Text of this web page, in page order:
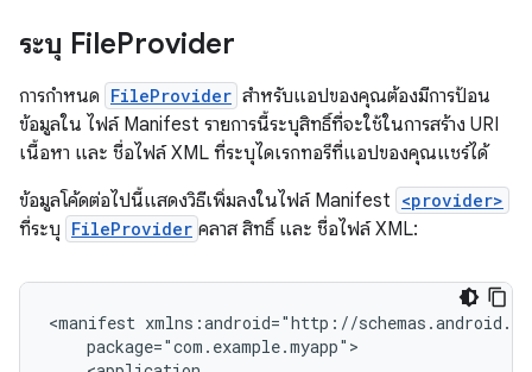
ระบุ FileProvider
การกำหนด FileProvider สำหรับแอปของคุณต้องมีการป้อน
ข้อมูลใน ไฟล์ Manifest รายการนี้ระบุสิทธิ์ที่จะใช้ในการสร้าง URI
เนื้อหา และ ชื่อไฟล์ XML ที่ระบุไดเรกทอรีที่แอปของคุณแชร์ได้
ข้อมูลโค้ดต่อไปนี้แสดงวิธีเพิ่มลงในไฟล์ Manifest <provider>
ที่ระบุ FileProvider คลาส สิทธิ์ และ ชื่อไฟล์ XML:
<manifest